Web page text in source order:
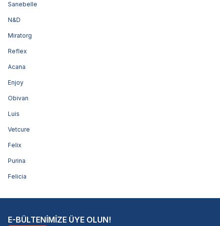
Sanebelle
N&D
Miratorg
Reflex
Acana
Enjoy
Obivan
Luis
Vetcure
Felix
Purina
Felicia
E-BÜLTENİMİZE ÜYE OLUN!